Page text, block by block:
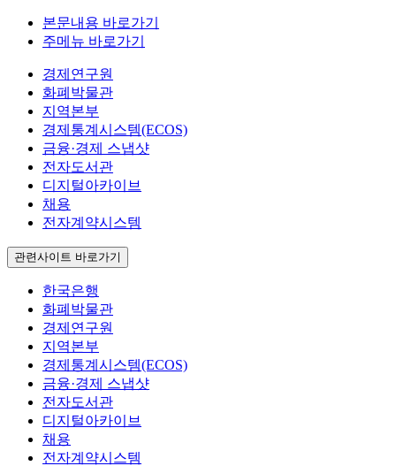
본문내용 바로가기
주메뉴 바로가기
경제연구원
화폐박물관
지역본부
경제통계시스템(ECOS)
금융·경제 스냅샷
전자도서관
디지털아카이브
채용
전자계약시스템
관련사이트 바로가기
한국은행
화폐박물관
경제연구원
지역본부
경제통계시스템(ECOS)
금융·경제 스냅샷
전자도서관
디지털아카이브
채용
전자계약시스템